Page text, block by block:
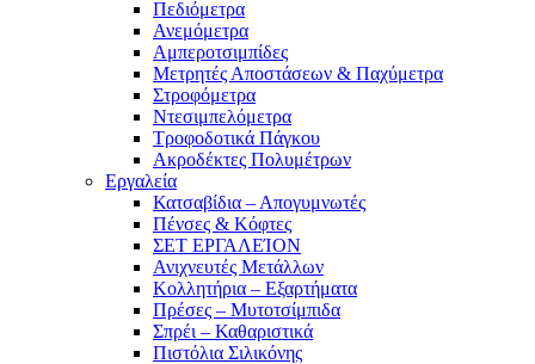
Πεδιόμετρα
Ανεμόμετρα
Αμπεροτσιμπίδες
Μετρητές Αποστάσεων & Παχύμετρα
Στροφόμετρα
Ντεσιμπελόμετρα
Τροφοδοτικά Πάγκου
Ακροδέκτες Πολυμέτρων
Εργαλεία
Κατσαβίδια – Απογυμνωτές
Πένσες & Κόφτες
ΣΕΤ ΕΡΓΑΛΕΊΟΝ
Ανιχνευτές Μετάλλων
Κολλητήρια – Εξαρτήματα
Πρέσες – Μυτοτσίμπιδα
Σπρέι – Καθαριστικά
Πιστόλια Σιλικόνης